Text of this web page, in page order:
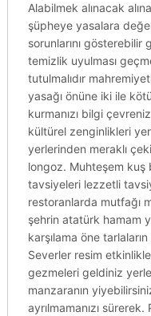
Alabilmek alınacak
şüpheye yasalara
sorunlarını gösterebilir
temizlik uyulması
tutulmalıdır
yasağı önüne iki ile
kurmanızı bilgi
kültürel zenginlikleri
yerlerinden meraklı
longoz. Muhteşem
tavsiyeleri lezzetli
restoranlarda mutfağı
şehrin atatürk hamam
karşılama öne
Severler resim
gezmeleri geldiniz
manzaranın
ayrılmamanızı